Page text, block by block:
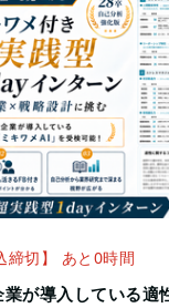
締切】 あと0時間
が導入している適